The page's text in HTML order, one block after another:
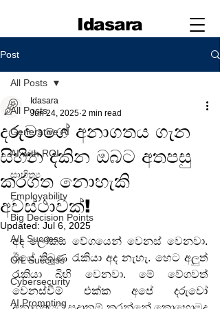
Idasara
Post
All Posts
Generative AI
AI with ROI
සාහිත්‍ය
Employability
Big Decision Points
A/L Success
O/L Success
Cybersecurity
AI Prompting
All Posts
දරුවාගේ අනාගතය ගැන
සිහින දකින ඔබට අතපසු
කරගත නොහැකි
අවස්ථාවක්!
Idasara
Jun 24, 2025 2 min read
Updated: Jul 6, 2025
අද ලෝකය වේගයෙන් වෙනස් වෙනවා.
ඊයේ තිබුණ රැකියා අද නැහැ. හෙට අලුත්
රැකියා බිහි වෙනවා. මේ වේගවත්
වෙනස්වීම් එක්ක අපේ දරුවෝ